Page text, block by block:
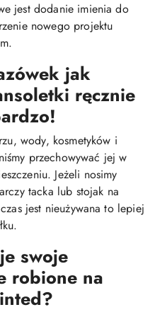
jest dodanie imienia do
nowego projektu
jak
ręcznie
wody, kosmetyków i
przechowywać jej w
Jeżeli nosimy
tacka lub stojak na
jest nieużywana to lepiej
swoje
robione na